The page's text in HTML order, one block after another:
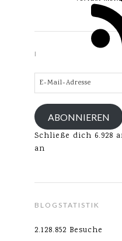
BLOG KOSTENLOS
E-
Mail-
Adresse
ABONNIEREN
Schließe dich 6.928
an
BLOGSTATISTIK
2.128.852 Besuche